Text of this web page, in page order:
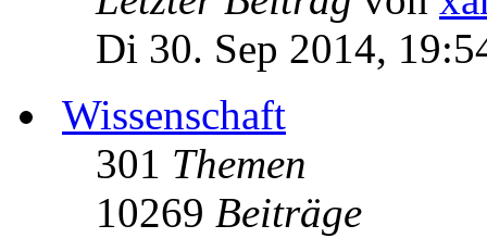
Di 30. Sep 2014,
Wissenschaft
301 Themen
10269 Beiträge